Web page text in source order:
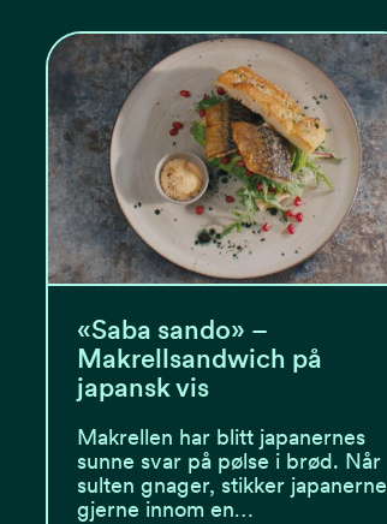
«Saba sando» –
Makrellsandwich på
japansk vis
Makrellen har blitt japanernes
sunne svar på pølse i brød. Når
sulten gnager, stikker japanerne
gjerne innom en…